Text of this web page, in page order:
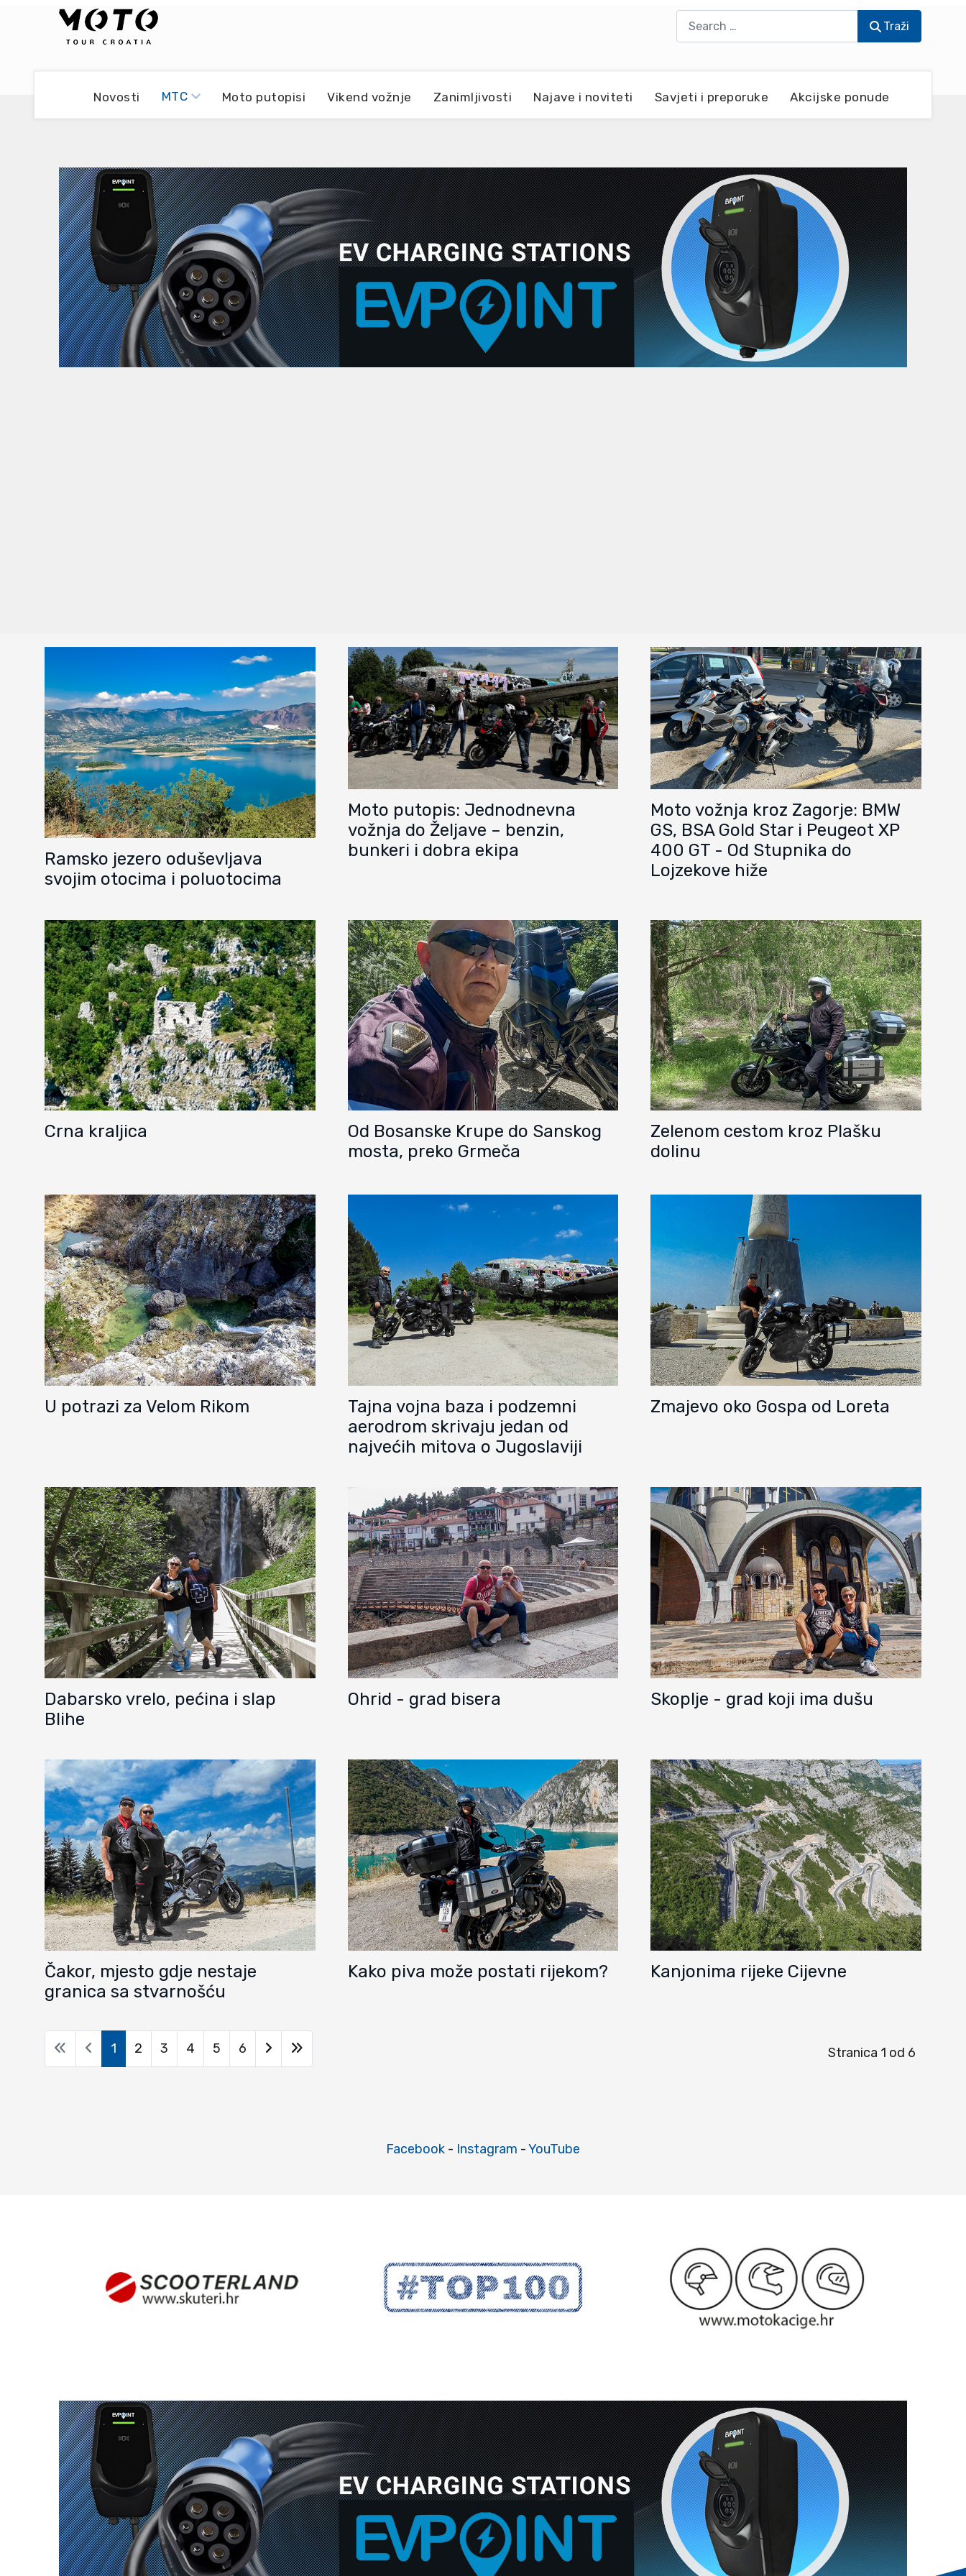
Traži
Novosti MTC Moto putopisi Vikend vožnje Zanimljivosti Najave i noviteti Savjeti i preporuke Akcijske ponude
Ramsko jezero oduševljava
svojim otocima i poluotocima
Moto putopis: Jednodnevna
vožnja do Željave – benzin,
bunkeri i dobra ekipa
Moto vožnja kroz Zagorje: BMW
GS, BSA Gold Star i Peugeot XP
400 GT - Od Stupnika do
Lojzekove hiže
Crna kraljica
Od Bosanske Krupe do Sanskog
mosta, preko Grmeča
Zelenom cestom kroz Plašku
dolinu
U potrazi za Velom Rikom
Tajna vojna baza i podzemni
aerodrom skrivaju jedan od
najvećih mitova o Jugoslaviji
Zmajevo oko Gospa od Loreta
Dabarsko vrelo, pećina i slap
Blihe
Ohrid - grad bisera Skoplje - grad koji ima dušu
Čakor, mjesto gdje nestaje
granica sa stvarnošću
Kako piva može postati rijekom? Kanjonima rijeke Cijevne
Stranica 1 od 6
1 2 3 4 5 6
Facebook - Instagram -YouTube
Moto servisi
Impressum
Damir Pritišanac - Prile
Dario Dinter - Moto TOZ
Igor Kreč - UmPaDrum
Igor Kukec Brmbi
Slaven Gajdek
MTC - Moto Tour Croatia
Moto putopisi
Vikend vožnje
Zanimljivost